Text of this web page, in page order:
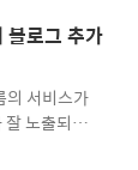
사이트맵
터 저를 따
접속하..
되죠. 이
반영 요청
의 노출 반
따라해보
기
요청하기
블로그 추가
의 서비스가
잘 노출되지
하여 검색